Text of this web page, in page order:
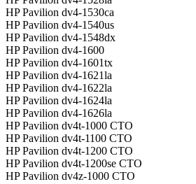
HP Pavilion dv4-1530ca
HP Pavilion dv4-1540us
HP Pavilion dv4-1548dx
HP Pavilion dv4-1600
HP Pavilion dv4-1601tx
HP Pavilion dv4-1621la
HP Pavilion dv4-1622la
HP Pavilion dv4-1624la
HP Pavilion dv4-1626la
HP Pavilion dv4t-1000 CTO
HP Pavilion dv4t-1100 CTO
HP Pavilion dv4t-1200 CTO
HP Pavilion dv4t-1200se CTO
HP Pavilion dv4z-1000 CTO